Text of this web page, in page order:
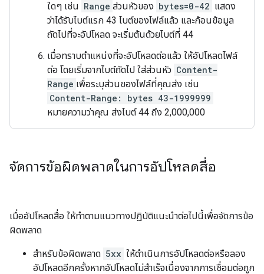
ใดๆ เช่น Range ส่วนหัวของ bytes=0-42 แสดง
ว่าได้รับไบต์แรก 43 ไบต์ของไฟล์แล้ว และก้อนข้อมูล
ถัดไปที่จะอัปโหลด จะเริ่มต้นด้วยไบต์ที่ 44
เมื่อทราบตำแหน่งที่จะอัปโหลดต่อแล้ว ให้อัปโหลดไฟล์
ต่อ โดยเริ่มจากไบต์ถัดไป ใส่ส่วนหัว Content-
Range เพื่อระบุส่วนของไฟล์ที่คุณส่ง เช่น
Content-Range: bytes 43-1999999
หมายความว่าคุณ ส่งไบต์ 44 ถึง 2,000,000
จัดการข้อผิดพลาดในการอัปโหลดสื่อ
เมื่ออัปโหลดสื่อ ให้ทำตามแนวทางปฏิบัติแนะนำต่อไปนี้เพื่อจัดการข้อ
ผิดพลาด
สำหรับข้อผิดพลาด 5xx ให้ดำเนินการอัปโหลดต่อหรือลอง
อัปโหลดอีกครั้งหากอัปโหลดไม่สำเร็จเนื่องจากการเชื่อมต่อถูก